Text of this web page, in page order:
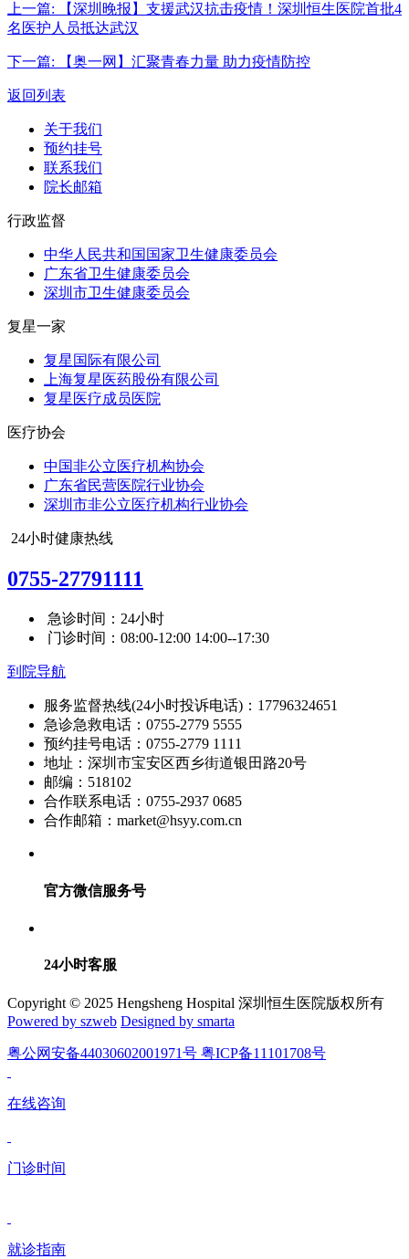
上一篇:
【深圳晚报】支援武汉抗击疫情！深圳恒生医院首批4
名医护人员抵达武汉
下一篇: 【奥一网】汇聚青春力量 助力疫情防控
返回列表
关于我们
预约挂号
联系我们
院长邮箱
行政监督
中华人民共和国国家卫生健康委员会
广东省卫生健康委员会
深圳市卫生健康委员会
复星一家
复星国际有限公司
上海复星医药股份有限公司
复星医疗成员医院
医疗协会
中国非公立医疗机构协会
广东省民营医院行业协会
深圳市非公立医疗机构行业协会
24小时健康热线
0755-27791111
急诊时间：24小时
门诊时间：08:00-12:00 14:00--17:30
到院导航
服务监督热线(24小时投诉电话)：17796324651
急诊急救电话：0755-2779 5555
预约挂号电话：0755-2779 1111
地址：深圳市宝安区西乡街道银田路20号
邮编：518102
合作联系电话：0755-2937 0685
合作邮箱：market@hsyy.com.cn
官方微信服务号
24小时客服
Copyright © 2025 Hengsheng Hospital 深圳恒生医院版权所有
Powered by szweb Designed by smarta
粤公网安备44030602001971号 粤ICP备11101708号
在线咨询
门诊时间
就诊指南